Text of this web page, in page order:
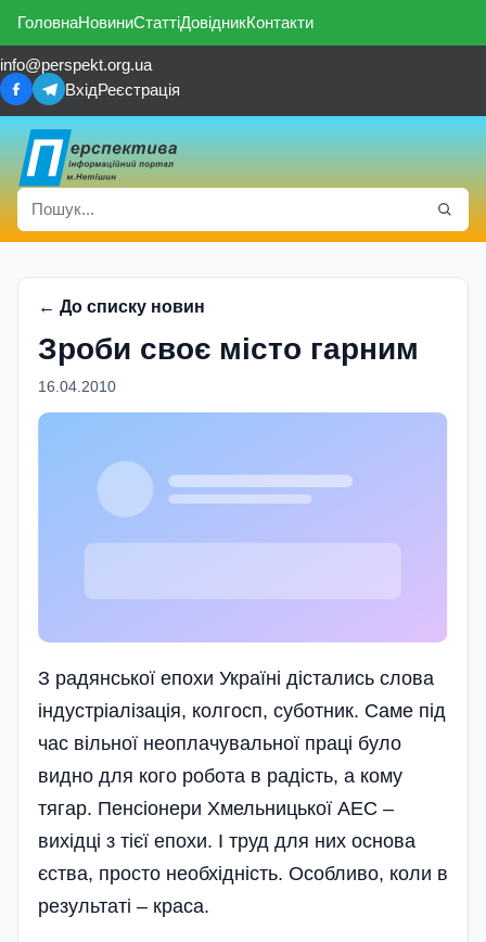
ГоловнаНовиниСтаттіДовідникКонтакти
info@perspekt.org.ua
ВхідРеєстрація
← До списку новин
Зроби своє місто гарним
16.04.2010
З радянської епохи Україні дістались слова
індустріалізація, колгосп, суботник. Саме під
час вільної неоплачувальної праці було
видно для кого робота в радість, а кому
тягар. Пенсіонери Хмельницької АЕС –
вихідці з тієї епохи. І труд для них основа
єства, просто необхідність. Особливо, коли в
результаті – краса.